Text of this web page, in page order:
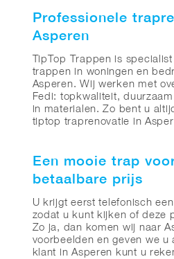
Professionele
Asperen
TipTop Trappen is
trappen in woningen en
Asperen. Wij werken met
Fedi: topkwaliteit,
in materialen. Zo bent u
tiptop traprenovatie in
Een mooie trap
betaalbare prijs
U krijgt eerst telefonisch
zodat u kunt kijken of deze
Zo ja, dan komen wij naar
voorbeelden en geven we u
klant in Asperen kunt u